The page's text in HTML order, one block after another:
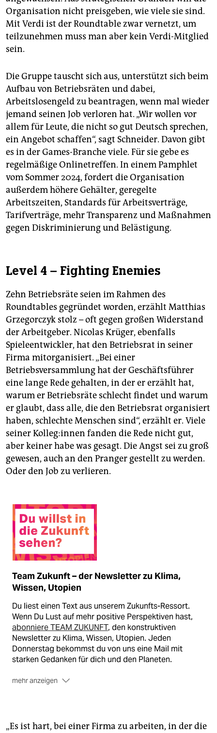
Organisation nicht preisgeben, wie viele sie sind.
Mit Verdi ist der Roundtable zwar vernetzt, um
teilzunehmen muss man aber kein Verdi-Mitglied
sein.
Die Gruppe tauscht sich aus, unterstützt sich beim
Aufbau von Betriebsräten und dabei,
Arbeitslosengeld zu beantragen, wenn mal wieder
jemand seinen Job verloren hat. „Wir wollen vor
allem für Leute, die nicht so gut Deutsch sprechen,
ein Angebot schaffen“, sagt Schneider. Davon gibt
es in der Games-Branche viele. Für sie gebe es
regelmäßige Online­treffen. In einem Pamphlet
vom Sommer 2024, fordert die Organisation
außerdem höhere Gehälter, geregelte
Arbeitszeiten, Standards für Arbeitsverträge,
Tarifverträge, mehr Transparenz und Maßnahmen
gegen Diskriminierung und Belästigung.
Level 4 – Fighting Enemies
Zehn Betriebsräte seien im Rahmen des
Roundtables gegründet worden, erzählt Matthias
Grzegorczyk stolz – oft gegen großen Widerstand
der Arbeitgeber. Nicolas Krüger, ebenfalls
Spieleentwickler, hat den Betriebsrat in seiner
Firma mitorganisiert. „Bei einer
Betriebsversammlung hat der Geschäftsführer
eine lange Rede gehalten, in der er erzählt hat,
warum er Betriebsräte schlecht findet und warum
er glaubt, dass alle, die den Betriebsrat organisiert
haben, schlechte Menschen sind“, erzählt er. Viele
seiner Kol­le­g:in­nen fanden die Rede nicht gut,
aber keiner habe was gesagt. Die Angst sei zu groß
gewesen, auch an den Pranger gestellt zu werden.
Oder den Job zu verlieren.
Team Zukunft – der Newsletter zu Klima,
Wissen, Utopien
Du liest einen Text aus unserem Zukunfts-Ressort.
Wenn Du Lust auf mehr positive Perspektiven hast,
abonniere TEAM ZUKUNFT, den konstruktiven
Newsletter zu Klima, Wissen, Utopien. Jeden
Donnerstag bekommst du von uns eine Mail mit
starken Gedanken für dich und den Planeten.
mehr anzeigen
„Es ist hart, bei einer Firma zu arbeiten, in der die